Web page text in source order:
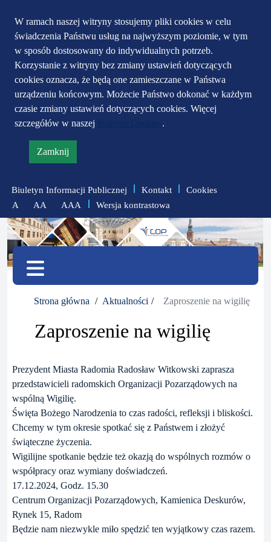
W ramach naszej witryny stosujemy pliki cookies w celu
świadczenia Państwu usług na najwyższym poziomie, w tym
w sposób dostosowany do indywidualnych potrzeb.
Korzystanie z witryny bez zmiany ustawień dotyczących
cookies oznacza, że będą one zamieszczane w Państwa
urządzeniu końcowym. Możecie Państwo dokonać w każdym
czasie zmiany ustawień dotyczących cookies. Więcej
szczegółów w naszej
.
Zamknij
informację
polityce
prywatności
Przejdź do głównego
menu
Przejdź do treści
Przejdź do mapy
serwisu
Biuletyn Informacji Publicznej Kontakt
Cookies
A
zmniejsz
czcionkę
AA
zresetuj
AAA
zwiększ
czcionkę
Wersja kontrastowa
Menu
Strona główna Aktualności Zaproszenie na wigilię
Zaproszenie na wigilię
Prezydent Miasta Radomia Radosław Witkowski zaprasza
przedstawicieli radomskich Organizacji Pozarządowych na
wspólną Wigilię.
Święta Bożego Narodzenia to czas radości, refleksji i bliskości.
Chcemy w tym okresie spotkać się z Państwem i złożyć
świąteczne życzenia.
Wigilijne spotkanie będzie też okazją do wspólnych rozmów o
współpracy oraz wymiany doświadczeń.
17.12.2024, Godz. 15.30
Centrum Organizacji Pozarządowych, Kamienica Deskurów,
Rynek 15, Radom
Będzie nam niezwykle miło spędzić ten wyjątkowy czas razem.